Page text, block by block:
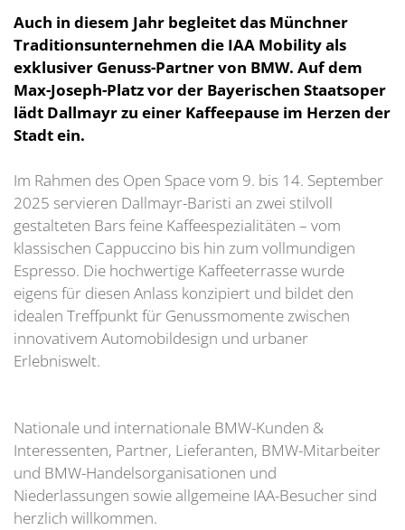
Auch in diesem Jahr begleitet das Münchner
Traditionsunternehmen die IAA Mobility als
exklusiver Genuss-Partner von BMW. Auf dem
Max-Joseph-Platz vor der Bayerischen Staatsoper
lädt Dallmayr zu einer Kaffeepause im Herzen der
Stadt ein.
Im Rahmen des Open Space vom 9. bis 14. September
2025 servieren Dallmayr-Baristi an zwei stilvoll
gestalteten Bars feine Kaffeespezialitäten – vom
klassischen Cappuccino bis hin zum vollmundigen
Espresso. Die hochwertige Kaffeeterrasse wurde
eigens für diesen Anlass konzipiert und bildet den
idealen Treffpunkt für Genussmomente zwischen
innovativem Automobildesign und urbaner
Erlebniswelt.
Nationale und internationale BMW-Kunden &
Interessenten, Partner, Lieferanten, BMW-Mitarbeiter
und BMW-Handelsorganisationen und
Niederlassungen sowie allgemeine IAA-Besucher sind
herzlich willkommen.